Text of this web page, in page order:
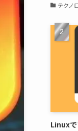
テクノ
Linuxで